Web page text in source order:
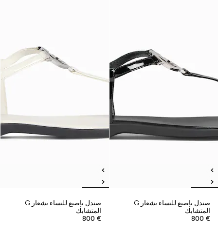
صندل بإصبع للنساء بشعار G
المتشابك
€ 800
صندل بإصبع للنساء بشعار G
المتشابك
€ 800